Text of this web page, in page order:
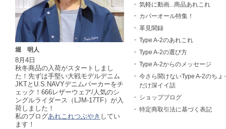
堀 明人
8月4日
秋冬商品の入荷がスタートしまし
た！先ずは手堅い大戦モデルデニム
JKTとU.S.NAVYデニムパーカーをチ
ェック！666レザーウェア/人気のシ
ングルライダース（LJM-17TF）が入
荷しました！
私のブログあれこれつぶやき してい
ます！
気軽に動画...商品あれこれ
カバーオール特集！
革見聞録
Type A-2のあれこれ
Type A-2の選び方
Type A-2からのメッセージ
今さら聞けないType A-2のちょ
だけ深イイ話
ショップブログ
特定商取引法に基づく表記